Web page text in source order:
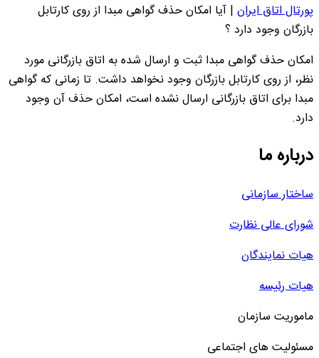
پورتال اتاق ایران | آیا امکان حذف گواهی مبدا از روی کارتابل
بازرگان وجود دارد ؟
امکان حذف گواهی مبدا ثبت و ارسال شده به اتاق بازرگانی مورد
نظر، از روی کارتابل بازرگان وجود نخواهد داشت. تا زمانی که گواهی
مبدا برای اتاق بازرگانی ارسال نشده است، امکان حذف آن وجود
دارد.
درباره ما
ساختار سازمانی
شورای عالی نظارت
هیات نمایندگان
هیات رئیسه
ماموریت سازمان
مسئولیت های اجتماعی